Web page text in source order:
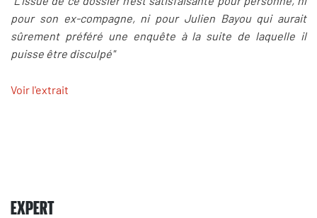
pour son ex-compagne, ni pour Julien Bayou qui aurait
sûrement préféré une enquête à la suite de laquelle il
puisse être disculpé"
Voir l'extrait
EXPERT